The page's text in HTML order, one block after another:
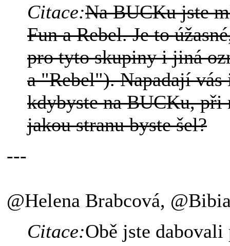
Citace:Na BUCKu jste
Fun a Rebel. Je to
pro tyto skupiny i jiná
a "Rebel"). Napadají
kdybyste na BUCKu, při
jakou stranu byste šel?
---
@Helena Brabcová,
Citace:Obě jste